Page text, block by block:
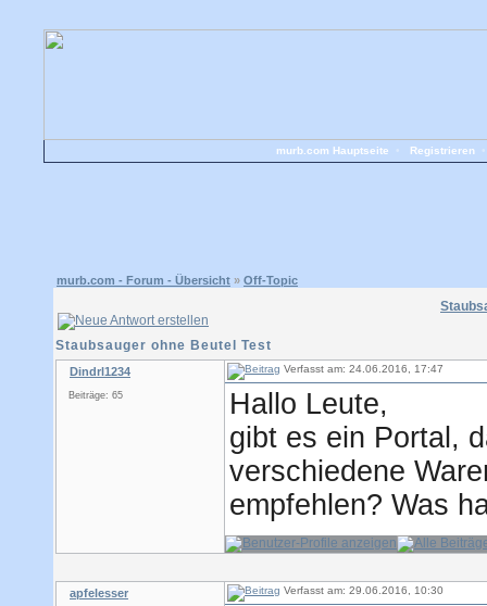
murb.com Hauptseite Registrieren
murb.com - Forum - Übersicht » Off-Topic
Staubsauger ohne Beutel Test
Dindrl1234
Beiträge: 65
Verfasst am: 24.06.2016, 17:47
Hallo Leute,
gibt es ein Portal,
verschiedene
empfehlen? Was
apfelesser Verfasst am: 29.06.2016, 10:30